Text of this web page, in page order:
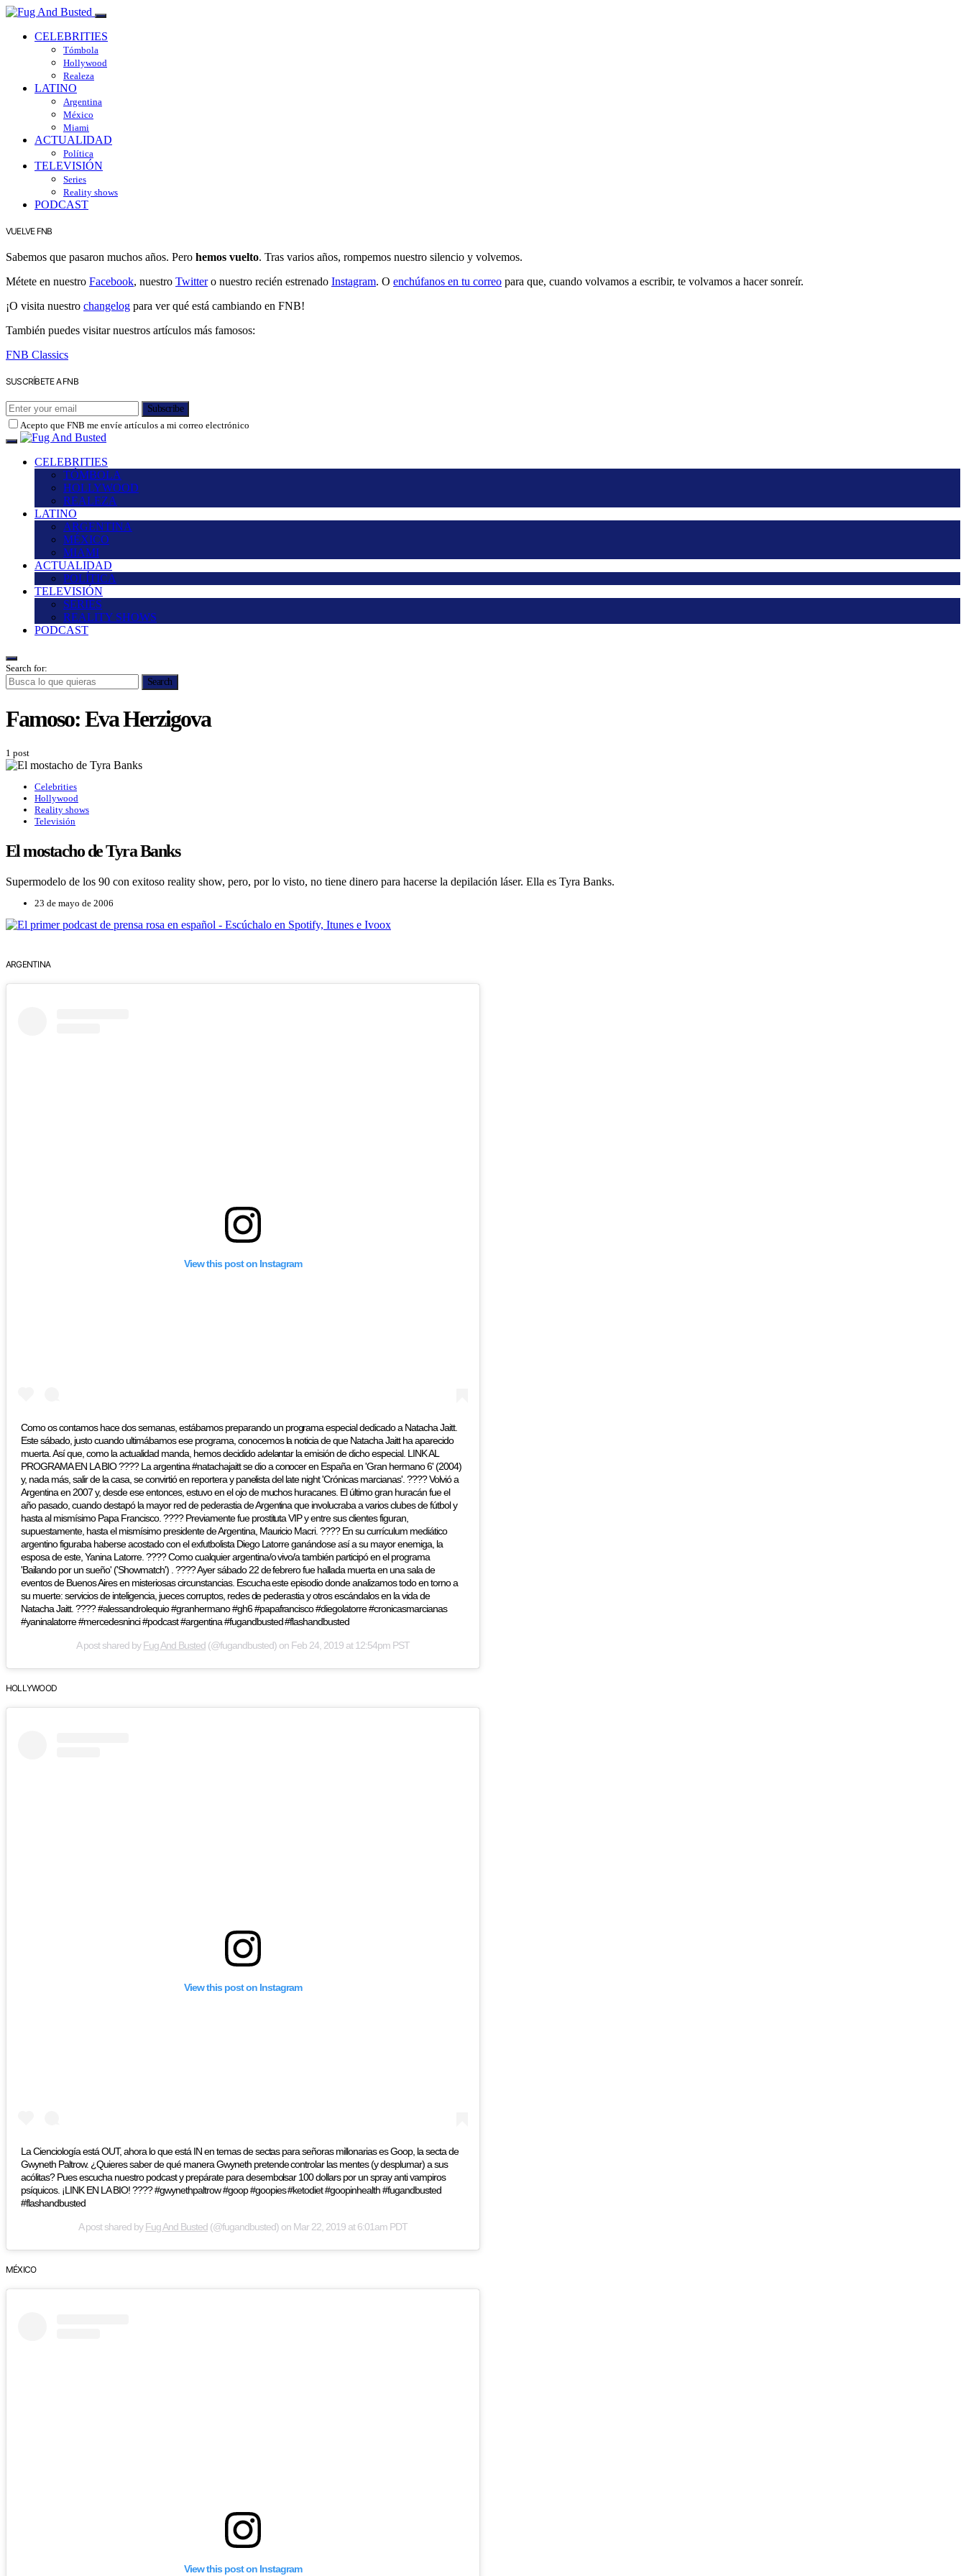
CELEBRITIES
Tómbola
Hollywood
Realeza
LATINO
Argentina
México
Miami
ACTUALIDAD
Política
TELEVISIÓN
Series
Reality shows
PODCAST
VUELVE FNB
Sabemos que pasaron muchos años. Pero hemos vuelto. Tras varios años, rompemos nuestro silencio y volvemos.
Métete en nuestro Facebook, nuestro Twittero nuestro recién estrenado Instagram. O enchúfanos en tu correo para que, cuando volvamos a escribir, te volvamos a hacer sonreír.
¡O visita nuestro changelog para ver qué está cambiando en FNB!
También puedes visitar nuestros artículos más famosos:
FNB Classics
SUSCRÍBETE A FNB
Subscribe
Acepto que FNB me envíe artículos a mi correo electrónico
CELEBRITIES
TÓMBOLA
HOLLYWOOD
REALEZA
LATINO
ARGENTINA
MÉXICO
MIAMI
ACTUALIDAD
POLÍTICA
TELEVISIÓN
SERIES
REALITY SHOWS
PODCAST
Search for:
Search
Famoso:Eva Herzigova
1 post
Celebrities
Hollywood
Reality shows
Televisión
El mostacho de Tyra Banks
Supermodelo de los 90 con exitoso reality show, pero, por lo visto, no tiene dinero para hacerse la depilación láser. Ella es Tyra Banks.
23 de mayo de 2006
ARGENTINA
View this post on Instagram
Como os contamos hace dos semanas, estábamos preparando un programa especial dedicado a Natacha Jaitt.
Este sábado, justo cuando ultimábamos ese programa, conocemos la noticia de que Natacha Jaitt ha aparecido
muerta. Así que, como la actualidad manda, hemos decidido adelantar la emisión de dicho especial. LINK AL
PROGRAMA EN LA BIO ???? La argentina #natachajaitt se dio a conocer en España en 'Gran hermano 6' (2004)
y, nada más, salir de la casa, se convirtió en reportera y panelista del late night 'Crónicas marcianas'. ???? Volvió a
Argentina en 2007 y, desde ese entonces, estuvo en el ojo de muchos huracanes. El último gran huracán fue el
año pasado, cuando destapó la mayor red de pederastia de Argentina que involucraba a varios clubes de fútbol y
hasta al mismísimo Papa Francisco. ???? Previamente fue prostituta VIP y entre sus clientes figuran,
supuestamente, hasta el mismísimo presidente de Argentina, Mauricio Macri. ???? En su currículum mediático
argentino figuraba haberse acostado con el exfutbolista Diego Latorre ganándose así a su mayor enemiga, la
esposa de este, Yanina Latorre. ???? Como cualquier argentina/o vivo/a también participó en el programa
'Bailando por un sueño' ('Showmatch') . ???? Ayer sábado 22 de febrero fue hallada muerta en una sala de
eventos de Buenos Aires en misteriosas circunstancias. Escucha este episodio donde analizamos todo en torno a
su muerte: servicios de inteligencia, jueces corruptos, redes de pederastia y otros escándalos en la vida de
Natacha Jaitt. ???? #alessandrolequio #granhermano #gh6 #papafrancisco #diegolatorre #cronicasmarcianas
#yaninalatorre #mercedesninci #podcast #argentina #fugandbusted #flashandbusted
A post shared byFug And Busted (@fugandbusted) on Feb 24, 2019 at 12:54pm PST
HOLLYWOOD
View this post on Instagram
La Cienciología está OUT, ahora lo que está IN en temas de sectas para señoras millonarias es Goop, la secta de
Gwyneth Paltrow. ¿Quieres saber de qué manera Gwyneth pretende controlar las mentes (y desplumar) a sus
acólitas? Pues escucha nuestro podcast y prepárate para desembolsar 100 dollars por un spray anti vampiros
psíquicos. ¡LINK EN LA BIO! ???? #gwynethpaltrow #goop #goopies #ketodiet #goopinhealth #fugandbusted
#flashandbusted
A post shared byFug And Busted (@fugandbusted) on Mar 22, 2019 at 6:01am PDT
MÉXICO
View this post on Instagram